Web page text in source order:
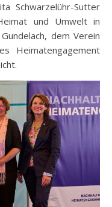
Schwarzelühr-Sutter
und Umwelt in
dem Verein
Heimatengagement